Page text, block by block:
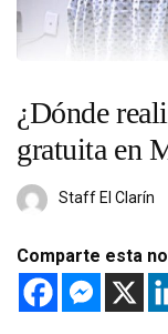
¿Dónde
gratuita en
Staff El Clarín
Comparte esta